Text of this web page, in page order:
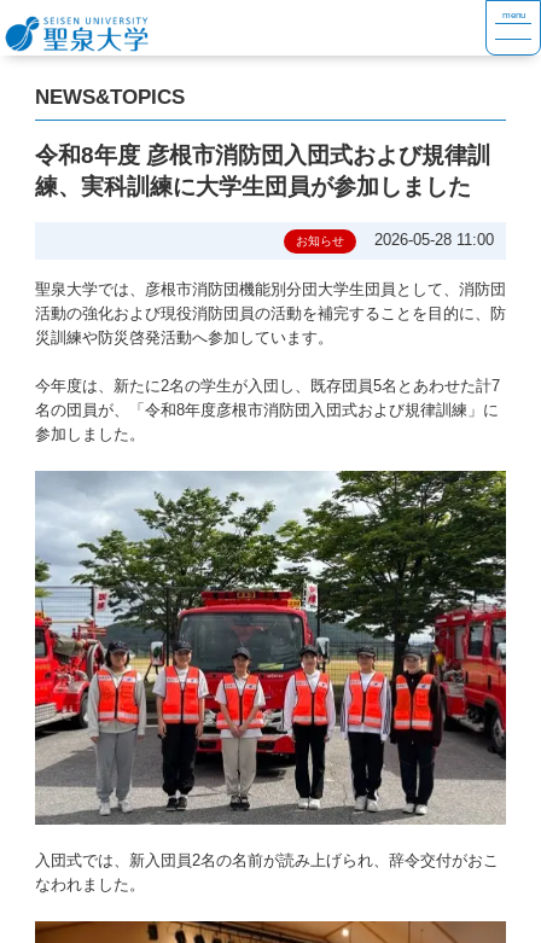
NEWS&TOPICS
令和8年度 彦根市消防団入団式および規律訓
練、実科訓練に大学生団員が参加しました
お知らせ 2026-05-28 11:00
聖泉大学では、彦根市消防団機能別分団大学生団員として、消防団
活動の強化および現役消防団員の活動を補完することを目的に、防
災訓練や防災啓発活動へ参加しています。
今年度は、新たに2名の学生が入団し、既存団員5名とあわせた計7
名の団員が、「令和8年度彦根市消防団入団式および規律訓練」に
参加しました。
入団式では、新入団員2名の名前が読み上げられ、辞令交付がおこ
なわれました。